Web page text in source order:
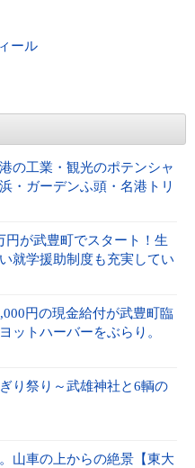
ール
の工業・観光のポテンシャ
・ガーデンふ頭・名港トリ
円が武豊町でスタート！生
就学援助制度も充実してい
円の現金給付が武豊町臨
ットハーバーをぶらり。
り祭り～武雄神社と6輌の
山車の上からの絶景【東大